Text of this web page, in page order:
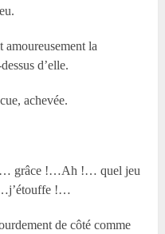
amoureusement la
d’elle.
achevée.
grâce !…Ah !… quel jeu
!…
de côté comme